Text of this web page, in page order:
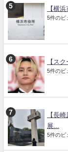
【横
5件のビ
【ス
5件のビ
【長
展...
5件のビ